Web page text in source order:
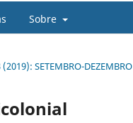
Sobre
SETEMBRO-DEZEMBRO